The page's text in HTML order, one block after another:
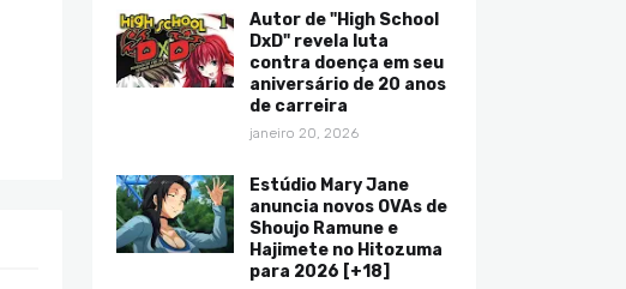
Autor de "High School
DxD" revela luta
contra doença em seu
aniversário de 20 anos
de carreira
janeiro 20, 2026
Estúdio Mary Jane
anuncia novos OVAs de
Shoujo Ramune e
Hajimete no Hitozuma
para 2026 [+18]